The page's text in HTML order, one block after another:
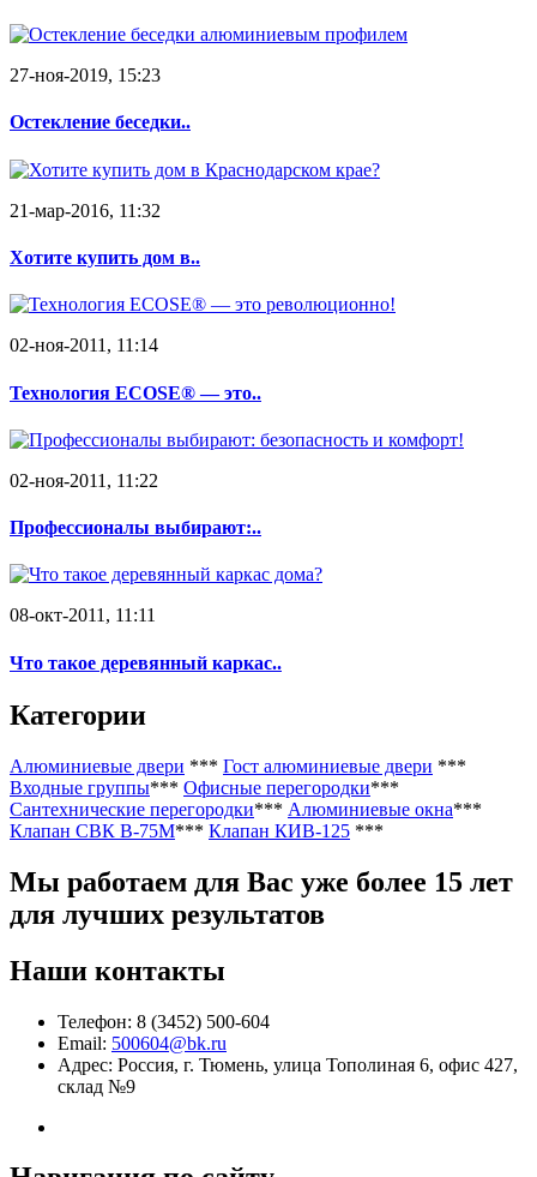
27-ноя-2019, 15:23
Остекление беседки..
21-мар-2016, 11:32
Хотите купить дом в..
02-ноя-2011, 11:14
Технология ECOSE® — это..
02-ноя-2011, 11:22
Профессионалы выбирают:..
08-окт-2011, 11:11
Что такое деревянный каркас..
Категории
Алюминиевые двери *** Гост алюминиевые двери ***
Входные группы*** Офисные перегородки***
Сантехнические перегородки*** Алюминиевые окна***
Клапан СВК В-75М*** Клапан КИВ-125 ***
Мы работаем для Вас уже более 15 лет
для лучших результатов
Наши контакты
Телефон: 8 (3452) 500-604
Email: 500604@bk.ru
Адрес: Россия, г. Тюмень, улица Тополиная 6, офис 427,
склад №9